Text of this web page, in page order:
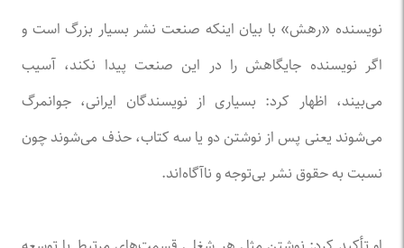
نویسنده «رهش» با بیان اینکه صنعت نشر بسیار بزرگ است و
اگر نویسنده جایگاهش را در این صنعت پیدا نکند، آسیب
می‌بیند، اظهار کرد: بسیاری از نویسندگان ایرانی، جوانمرگ
می‌شوند یعنی پس از نوشتن دو یا سه کتاب، حذف می‌شوند چون
نسبت به حقوق نشر بی‌توجه ‌و ناآگاه‌اند.